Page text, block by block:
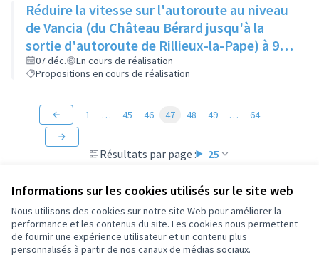
Informations sur les cookies utilisés sur le site web
Nous utilisons des cookies sur notre site Web pour améliorer la
performance et les contenus du site. Les cookies nous permettent
de fournir une expérience utilisateur et un contenu plus
personnalisés à partir de nos canaux de médias sociaux.
Réduire la vitesse sur l'autoroute au niveau
de Vancia (du Château Bérard jusqu'à la
sortie d'autoroute de Rillieux-la-Pape) à 90
km/h au lieu de 110 km/h, pour limiter la
pollution sonore persistante chez les
07 déc.
En cours de réalisation
Propositions en cours de réalisation
Résultats par page : 25
1 … 45 46 47 48 49 … 64
Conditions d'utilisation
Paramètres des cookies